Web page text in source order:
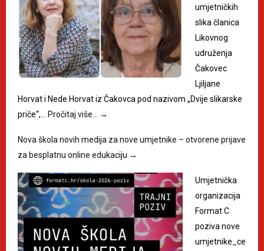
umjetničkih
slika članica
Likovnog
udruženja
Čakovec
Ljiljane
Horvat i Nede Horvat iz Čakovca pod nazivom „Dvije slikarske
priče“,…
Pročitaj više… →
Nova škola novih medija za nove umjetnike – otvorene prijave
za besplatnu online edukaciju →
Umjetnička
organizacija
Format C
poziva nove
umjetnike_ce